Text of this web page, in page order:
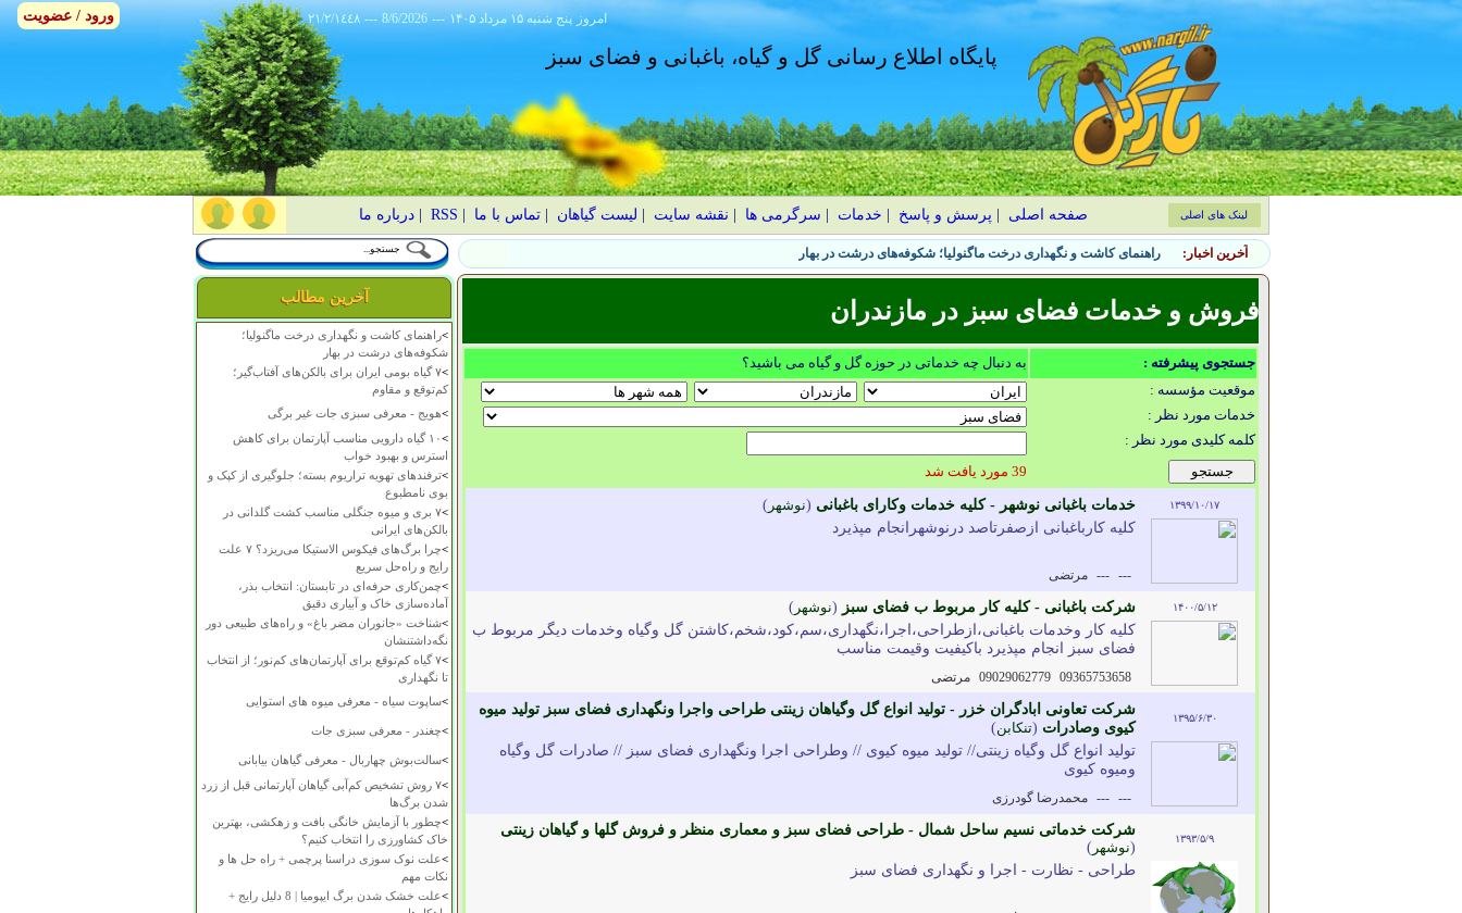
٢١/٢/١٤٤٨ --- 8/6/2026 --- ۱۴۰۵ پنج شنبه ۱۵ مرداد امروز
پایگاه اطلاع رسانی گل و گیاه، باغبانی و فضای سبز
صفحه اصلی پرسش و پاسخ خدمات سرگرمی ها نقشه سایت لیست گیاهان |تماس با ما RSS
|درباره ما لینک های اصلی
آخرین اخبار: راهنمای کاشت و نگهداری درخت ماگنولیا؛ شکوفه‌های درشت در بهار
آخرین مطالب
>راهنمای کاشت و نگهداری درخت ماگنولیا؛
شکوفه‌های درشت در بهار
>
۷ گیاه بومی ایران برای بالکن‌های آفتاب‌گیر؛
کم‌توقع و مقاوم
>هویج - معرفی سبزی جات غیر برگی
>
۱۰ گیاه دارویی مناسب آپارتمان برای کاهش
استرس و بهبود خواب
>ترفندهای تهویه تراریوم بسته؛ جلوگیری از کپک و
بوی نامطبوع
>
۷ بری و میوه جنگلی مناسب کشت گلدانی در
بالکن‌های ایرانی
>
چرا برگ‌های فیکوس الاستیکا می‌ریزد؟ ۷ علت
رایج و راه‌حل سریع
>چمن‌کاری حرفه‌ای در تابستان: انتخاب بذر،
آماده‌سازی خاک و آبیاری دقیق
>شناخت «جانوران مضر باغ» و راه‌های طبیعی دور
نگه‌داشتنشان
>
۷ گیاه کم‌توقع برای آپارتمان‌های کم‌نور؛ از انتخاب
تا نگهداری
>ساپوت سیاه - معرفی میوه های استوایی
>چغندر - معرفی سبزی جات
>سالت‌بوش چهاربال - معرفی گیاهان بیابانی
>
۷ روش تشخیص کم‌آبی گیاهان آپارتمانی قبل از زرد
شدن برگ‌ها
>چطور با آزمایش خانگی بافت و زهکشی، بهترین
خاک کشاورزی را انتخاب کنیم؟
>علت نوک سوزی دراسنا پرچمی + راه حل ها و
نکات مهم
>
علت خشک شدن برگ ایپومیا | 8 دلیل رایج +
فروش و خدمات فضای سبز در مازندران
جستجوی پیشرفته :
به دنبال چه خدماتی در حوزه گل و گیاه می باشید؟
موقعیت مؤسسه :
خدمات مورد نظر :
کلمه کلیدی مورد نظر :
39 مورد یافت شد
۱۳۹۹/۱۰/۱۷ خدمات باغبانی نوشهر - کلیه خدمات وکارای باغبانی (نوشهر )
کلیه کارباغبانی ازصفرتاصد درنوشهرانجام مپذیرد
---
--- مرتضی
۱۴۰۰/۵/۱۲ شرکت باغبانی - کلیه کار مربوط ب فضای سبز (نوشهر )
کلیه کار وخدمات باغبانی،ازطراحی،اجرا،نگهداری،سم،کود،شخم،کاشتن گل وگیاه وخدمات دیگر مربوط ب
فضای سبز انجام مپذیرد باکیفیت وقیمت مناسب
09365753658
09029062779 مرتضی
۱۳۹۵/۶/۳۰
شرکت تعاونی ابادگران خزر - تولید انواع گل وگیاهان زینتی طراحی واجرا ونگهداری فضای سبز تولید میوه
کیوی وصادرات (تنکابن)
تولید انواع گل وگیاه زینتی// تولید میوه کیوی // وطراحی اجرا ونگهداری فضای سبز // صادرات گل وگیاه
ومیوه کیوی
---
--- محمدرضا گودرزی
۱۳۹۳/۵/۹
شرکت خدماتی نسیم ساحل شمال - طراحی فضای سبز و معماری منظر و فروش گلها و گیاهان زینتی
(نوشهر )
طراحی - نظارت - اجرا و نگهداری فضای سبز
ورود / عضویت